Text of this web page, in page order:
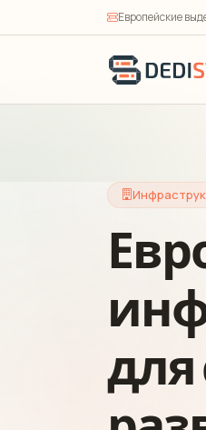
Европейские
для